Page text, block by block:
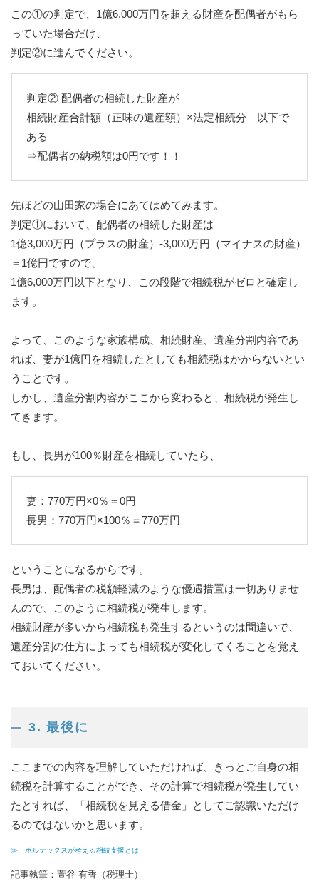
この①の判定で、1億6,000万円を超える財産を配偶者がもら
っていた場合だけ、
判定②に進んでください。
判定② 配偶者の相続した財産が
相続財産合計額（正味の遺産額）×法定相続分 以下で
ある
⇒配偶者の納税額は0円です！！
先ほどの山田家の場合にあてはめてみます。
判定①において、配偶者の相続した財産は
1億3,000万円（プラスの財産）‐3,000万円（マイナスの財産）
＝1億円ですので、
1億6,000万円以下となり、この段階で相続税がゼロと確定し
ます。
よって、このような家族構成、相続財産、遺産分割内容であ
れば、妻が1億円を相続したとしても相続税はかからないとい
うことです。
しかし、遺産分割内容がここから変わると、相続税が発生し
てきます。
もし、長男が100％財産を相続していたら、
妻：770万円×0％＝0円
長男：770万円×100％＝770万円
ということになるからです。
長男は、配偶者の税額軽減のような優遇措置は一切ありませ
んので、このように相続税が発生します。
相続財産が多いから相続税も発生するというのは間違いで、
遺産分割の仕方によっても相続税が変化してくることを覚え
ておいてください。
3. 最後に
ここまでの内容を理解していただければ、きっとご自身の相
続税を計算することができ、その計算で相続税が発生してい
たとすれば、「相続税を見える借金」としてご認識いただけ
るのではないかと思います。
≫ ボルテックスが考える相続支援とは
記事執筆：萱谷 有香（税理士）